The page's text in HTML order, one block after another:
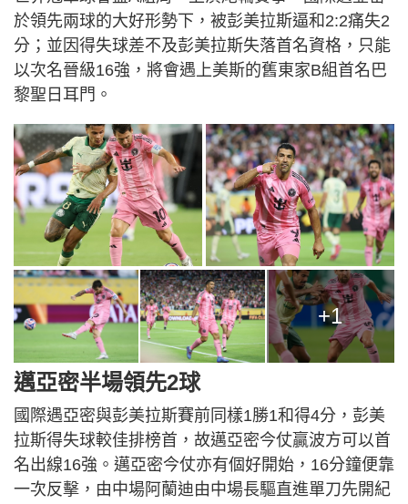
於領先兩球的大好形勢下，被彭美拉斯逼和2:2痛失2
分；並因得失球差不及彭美拉斯失落首名資格，只能
以次名晉級16強，將會遇上美斯的舊東家B組首名巴
黎聖日耳門。
+1
邁亞密半場領先2球
國際遇亞密與彭美拉斯賽前同樣1勝1和得4分，彭美
拉斯得失球較佳排榜首，故邁亞密今仗贏波方可以首
名出線16強。邁亞密今仗亦有個好開始，16分鐘便靠
一次反擊，由中場阿蘭迪由中場長驅直進單刀先開紀